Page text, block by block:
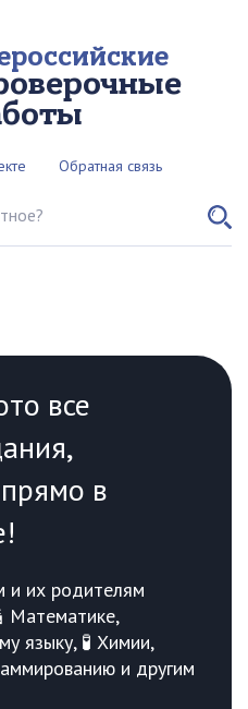
Обратная связь
все
прямо в
и их родителям
Математике,
языку, 🧪 Химии,
и другим